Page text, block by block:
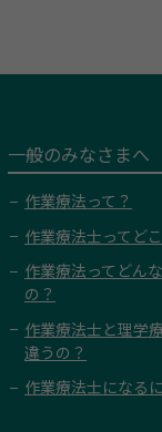
一般のみなさまへ
作業療法って？
作業療法士ってど
作業療法ってどん
の？
作業療法士と理学
違うの？
作業療法士になる